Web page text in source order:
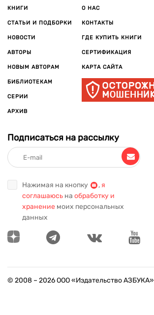
КНИГИ
СТАТЬИ И ПОДБОРКИ
НОВОСТИ
АВТОРЫ
НОВЫМ АВТОРАМ
БИБЛИОТЕКАМ
СЕРИИ
АРХИВ
О НАС
КОНТАКТЫ
ГДЕ КУПИТЬ КНИГИ
СЕРТИФИКАЦИЯ
КАРТА САЙТА
Подписаться на рассылку
Нажимая на кнопку , я
соглашаюсь на обработку и
хранение моих персональных
данных
© 2008 – 2026ООО «Издательство АЗБУКА»